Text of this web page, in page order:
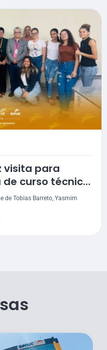
visita para
curso técnico
de Tobias Barreto, Yasmim